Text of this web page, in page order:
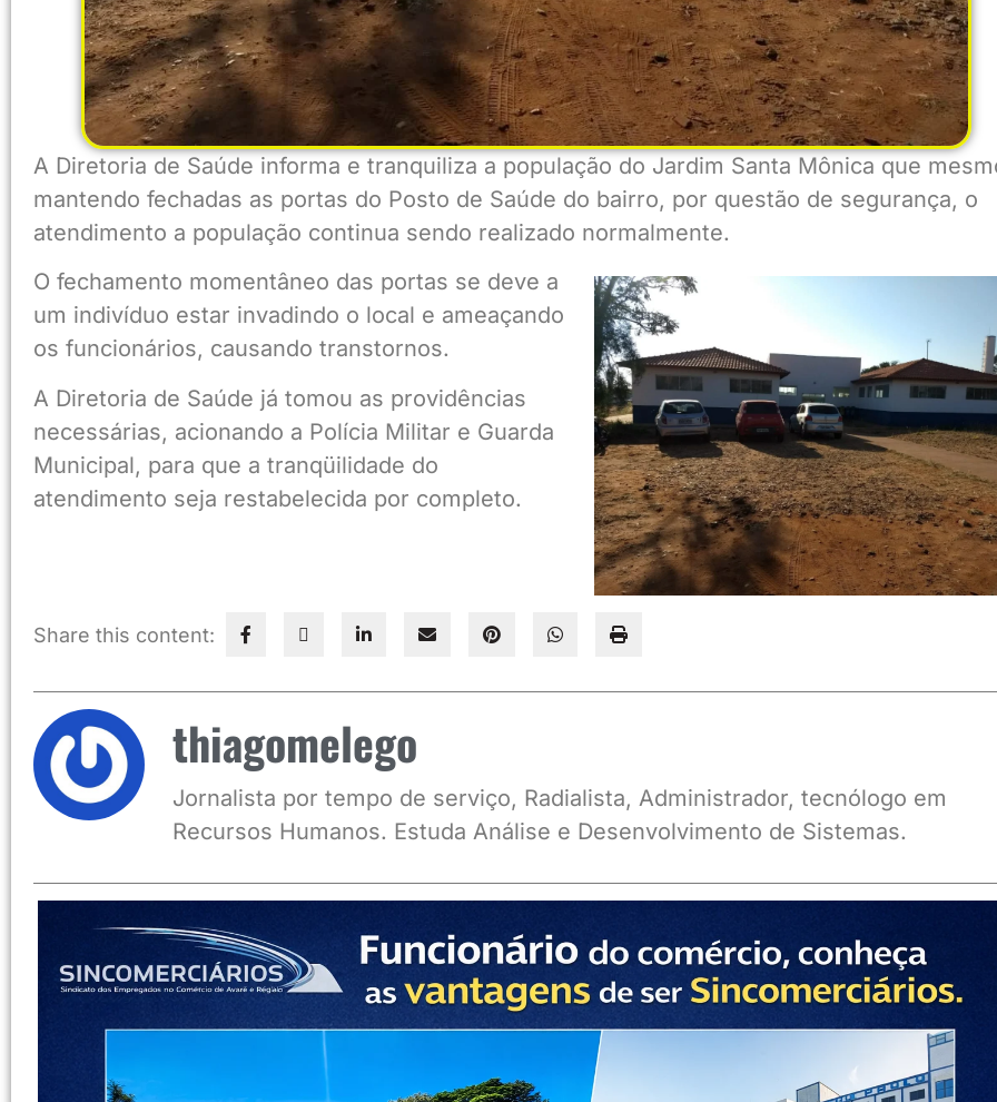
A Diretoria de Saúde informa e tranquiliza a população do Jardim Santa Mônica que
mantendo fechadas as portas do Posto de Saúde do bairro, por questão de segurança, o
atendimento a população continua sendo realizado normalmente.
O fechamento momentâneo das portas se deve a
um indivíduo estar invadindo o local e ameaçando
os funcionários, causando transtornos.
A Diretoria de Saúde já tomou as providências
necessárias, acionando a Polícia Militar e Guarda
Municipal, para que a tranqüilidade do
atendimento seja restabelecida por completo.
Share this content:
thiagomelego
Jornalista por tempo de serviço, Radialista, Administrador, tecnólogo em
Recursos Humanos. Estuda Análise e Desenvolvimento de Sistemas.